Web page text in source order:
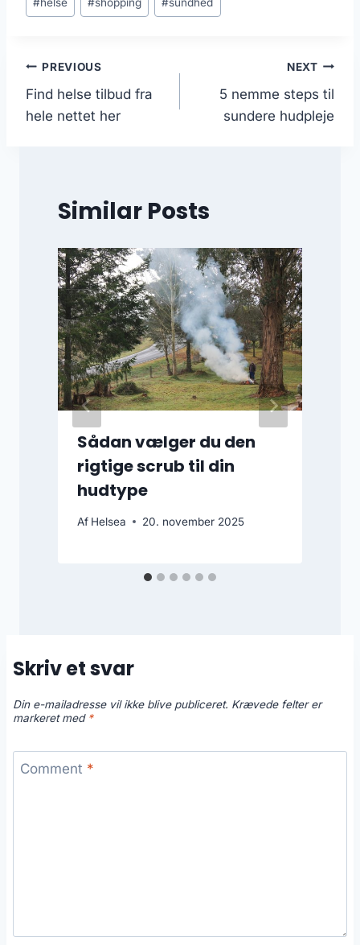
Tags:
Indlægsnavigation
PREVIOUS
Find helse tilbud fra
hele nettet her
NEXT
5 nemme steps til
sundere hudpleje
Similar Posts
Sådan vælger du den
rigtige scrub til din
hudtype
Af Helsea 20. november 2025
Skriv et svar
Din e-mailadresse vil ikke blive publiceret. Krævede felter er
markeret med *
Comment *